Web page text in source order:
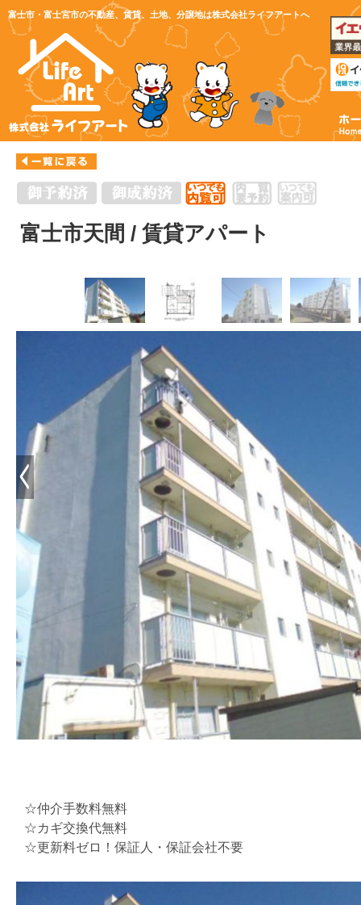
富士市・富士宮市の不動産、賃貸、土地、分譲地は株式会社ライフアートへ
富士市天間 / 賃貸アパート
☆仲介手数料無料
☆カギ交換代無料
☆更新料ゼロ！保証人・保証会社不要